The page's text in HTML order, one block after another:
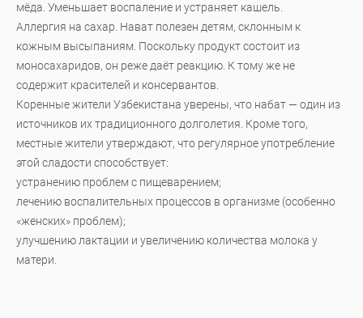
мёда. Уменьшает воспаление и устраняет кашель.
Аллергия на сахар. Нават полезен детям, склонным к
кожным высыпаниям. Поскольку продукт состоит из
моносахаридов, он реже даёт реакцию. К тому же не
содержит красителей и консервантов.
Коренные жители Узбекистана уверены, что набат — один из
источников их традиционного долголетия. Кроме того,
местные жители утверждают, что регулярное употребление
этой сладости способствует:
устранению проблем с пищеварением;
лечению воспалительных процессов в организме (особенно
«женских» проблем);
улучшению лактации и увеличению количества молока у
матери.